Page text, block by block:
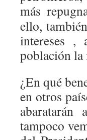
más
ello,
intereses ,
población la
¿En qué
en otros
abaratarán
tampoco